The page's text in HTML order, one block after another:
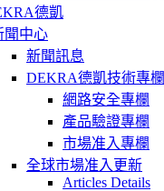
德凱
聞中心
新聞訊息
DEKRA德凱技術專欄
網路安全專欄
產品驗證專欄
市場准入專欄
全球市場准入更新
Articles Details